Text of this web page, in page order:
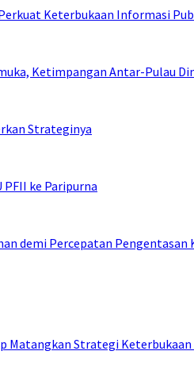
Keterbukaan Informasi
Ketimpangan Antar-Pulau
Strateginya
PFII ke Paripurna
demi Percepatan Pengentasan
Matangkan Strategi